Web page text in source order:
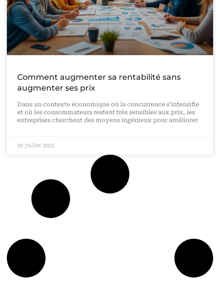
Comment augmenter sa rentabilité sans
augmenter ses prix
Dans un contexte économique où la concurrence s’intensifie
et où les consommateurs restent très sensibles aux prix, les
entreprises cherchent des moyens ingénieux pour améliorer
20 juillet 2025